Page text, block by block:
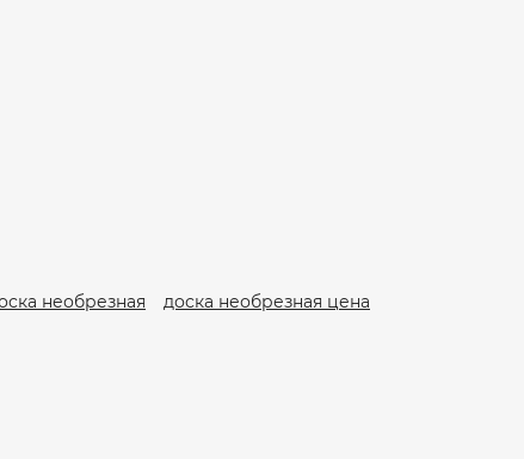
необрезная доска необрезная цена